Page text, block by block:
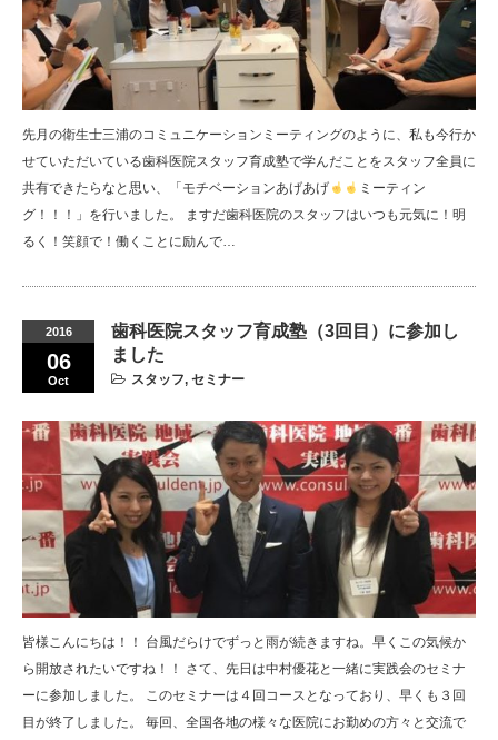
先月の衛生士三浦のコミュニケーションミーティングのように、私も今行か
せていただいている歯科医院スタッフ育成塾で学んだことをスタッフ全員に
共有できたらなと思い、「モチベーションあげあげ
ミーティン
グ！！！」を行いました。 ますだ歯科医院のスタッフはいつも元気に！明
るく！笑顔で！働くことに励んで…
2016
06
Oct
歯科医院スタッフ育成塾（3回目）に参加し
ました
スタッフ, セミナー
皆様こんにちは！！ 台風だらけでずっと雨が続きますね。早くこの気候か
ら開放されたいですね！！ さて、先日は中村優花と一緒に実践会のセミナ
ーに参加しました。 このセミナーは４回コースとなっており、早くも３回
目が終了しました。 毎回、全国各地の様々な医院にお勤めの方々と交流で